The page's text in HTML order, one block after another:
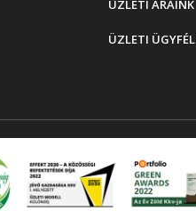
ÜZLETI ÁRAINK
ÜZLETI